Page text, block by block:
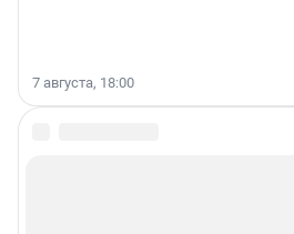
7 августа, 18:00